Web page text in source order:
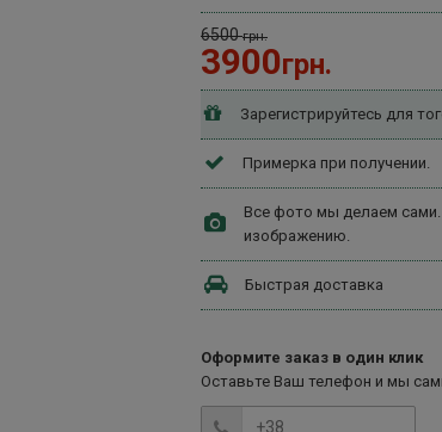
6500грн.
3900грн.
Зарегистрируйтесь для
Примерка при получении.
Все фото мы делаем сами.
изображению.
Быстрая доставка
Оформите заказ в один клик
Оставьте Ваш телефон и мы